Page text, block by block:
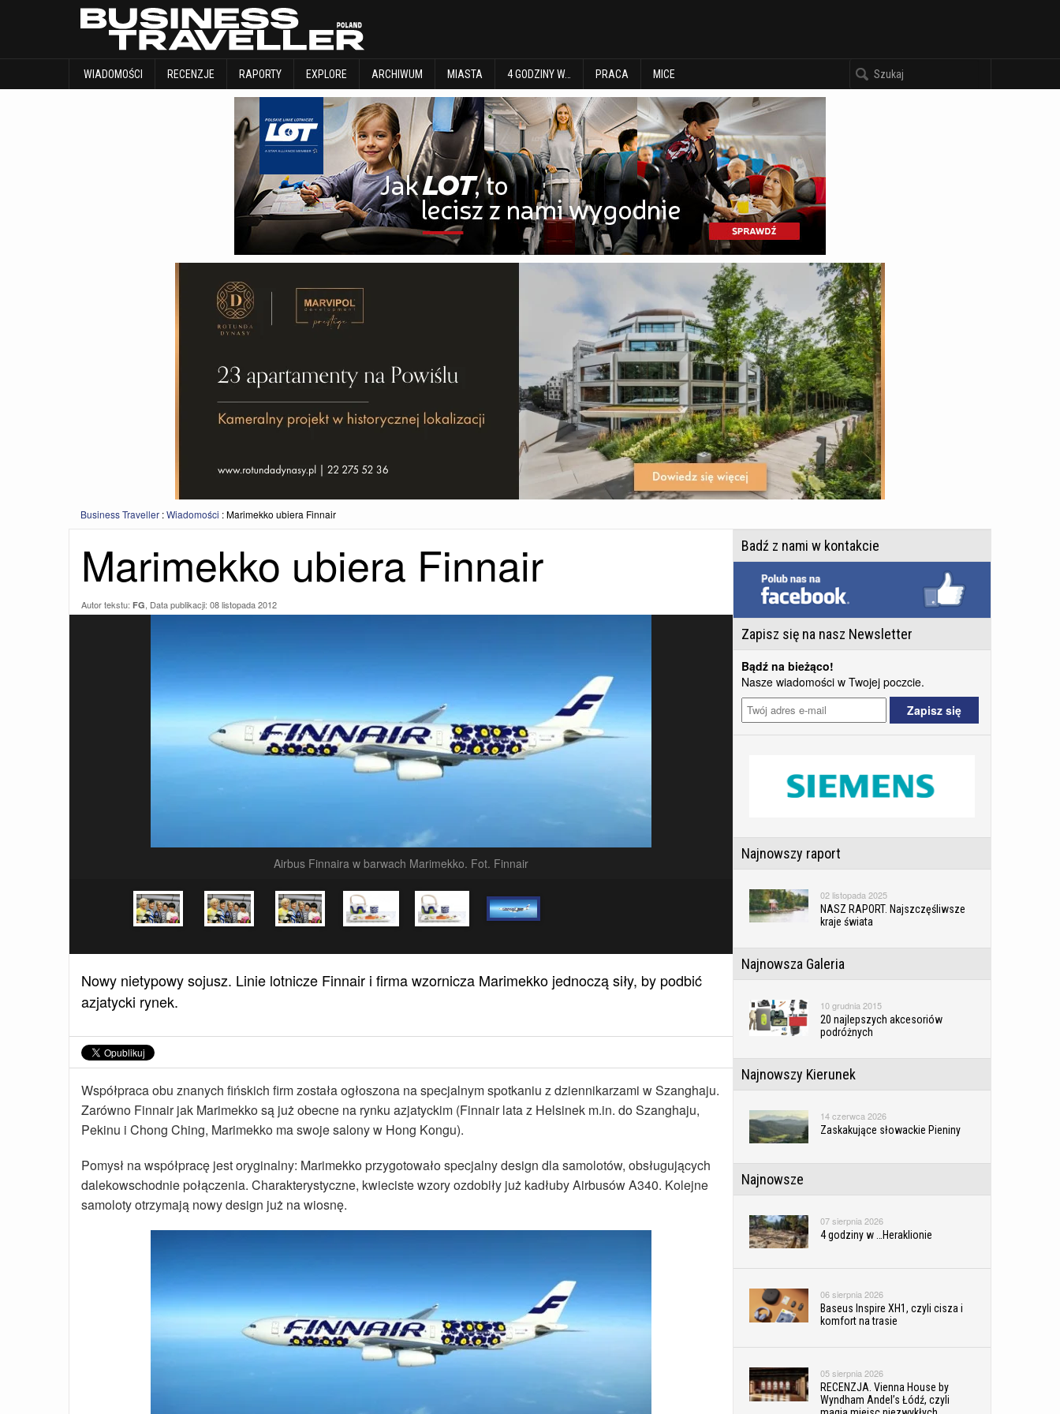
WIADOMOŚCI RECENZJE RAPORTY EXPLORE ARCHIWUM MIASTA 4 GODZINY W… PRACA MICE
WIADOMOŚCI RECENZJE
Business Traveller :Wiadomości :Marimekko ubiera Finnair
Marimekko ubiera Finnair
Autor tekstu: FG, Data publikacji: 08 listopada 2012
Airbus Finnaira w barwach Marimekko. Fot. Finnair
Nowy nietypowy sojusz. Linie lotnicze Finnair i firma wzornicza Marimekko jednoczą siły, by podbić
azjatycki rynek.
Współpraca obu znanych fińskich firm została ogłoszona na specjalnym spotkaniu z dziennikarzami w Szanghaju.
Zarówno Finnair jak Marimekko są już obecne na rynku azjatyckim (Finnair lata z Helsinek m.in. do Szanghaju,
Pekinu i Chong Ching, Marimekko ma swoje salony w Hong Kongu).
Pomysł na współpracę jest oryginalny: Marimekko przygotowało specjalny design dla samolotów, obsługujących
dalekowschodnie połączenia. Charakterystyczne, kwieciste wzory ozdobiły już kadłuby Airbusów A340. Kolejne
samoloty otrzymają nowy design już na wiosnę.
Badź z nami w kontakcie
Zapisz się na nasz Newsletter
Bądź na bieżąco!
Nasze wiadomości w Twojej poczcie.
Najnowszy raport
02 listopada 2025
NASZ RAPORT. Najszczęśliwsze
kraje świata
Najnowsza Galeria
10 grudnia 2015
20 najlepszych akcesoriów
podróżnych
Najnowszy Kierunek
14 czerwca 2026
Zaskakujące słowackie Pieniny
Najnowsze
07 sierpnia 2026
4 godziny w …Heraklionie
06 sierpnia 2026
Baseus Inspire XH1, czyli cisza i
komfort na trasie
05 sierpnia 2026
RECENZJA. Vienna House by
Wyndham Andel’s Łódź, czyli